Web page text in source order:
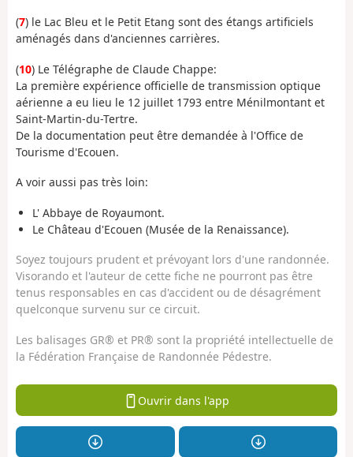
(7) le Lac Bleu et le Petit Etang sont des étangs artificiels
aménagés dans d'anciennes carrières.
(10) Le Télégraphe de Claude Chappe:
La première expérience officielle de transmission optique
aérienne a eu lieu le 12 juillet 1793 entre Ménilmontant et
Saint-Martin-du-Tertre.
De la documentation peut être demandée à l'Office de
Tourisme d'Ecouen.
A voir aussi pas très loin:
L' Abbaye de Royaumont.
Le Château d'Ecouen (Musée de la Renaissance).
Soyez toujours prudent et prévoyant lors d'une randonnée.
Visorando et l'auteur de cette fiche ne pourront pas être
tenus responsables en cas d'accident ou de désagrément
quelconque survenu sur ce circuit.
Les balisages GR® et PR® sont la propriété intellectuelle de
la Fédération Française de Randonnée Pédestre.
Ouvrir dans l'app